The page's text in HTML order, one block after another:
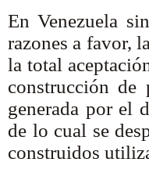
En Venezuela
razones a favor,
la total
construcción de
generada por el
de lo cual se
construidos